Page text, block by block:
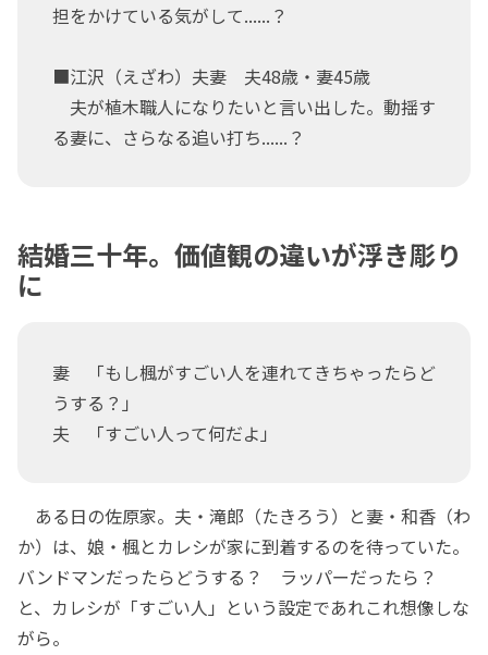
担をかけている気がして......？
■江沢（えざわ）夫妻 夫48歳・妻45歳
夫が植木職人になりたいと言い出した。動揺す
る妻に、さらなる追い打ち......？
結婚三十年。価値観の違いが浮き彫り
に
妻 「もし楓がすごい人を連れてきちゃったらど
うする？」
夫 「すごい人って何だよ」
ある日の佐原家。夫・滝郎（たきろう）と妻・和香（わ
か）は、娘・楓とカレシが家に到着するのを待っていた。
バンドマンだったらどうする？ ラッパーだったら？
と、カレシが「すごい人」という設定であれこれ想像しな
がら。